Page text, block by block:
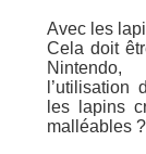
Avec les
Cela doit
les lapins
malléables ?